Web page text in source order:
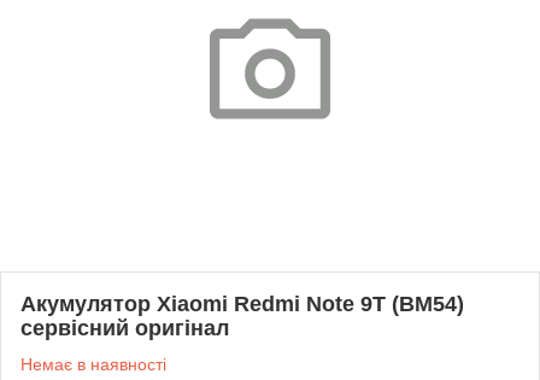
Акумулятор Xiaomi Redmi Note 9T (BM54)
сервісний оригінал
Немає в наявності